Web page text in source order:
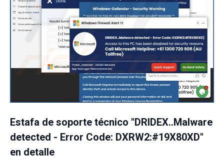
Estafa de soporte técnico "DRIDEX..Malware
detected - Error Code: DXRW2:#19X80XD"
en detalle